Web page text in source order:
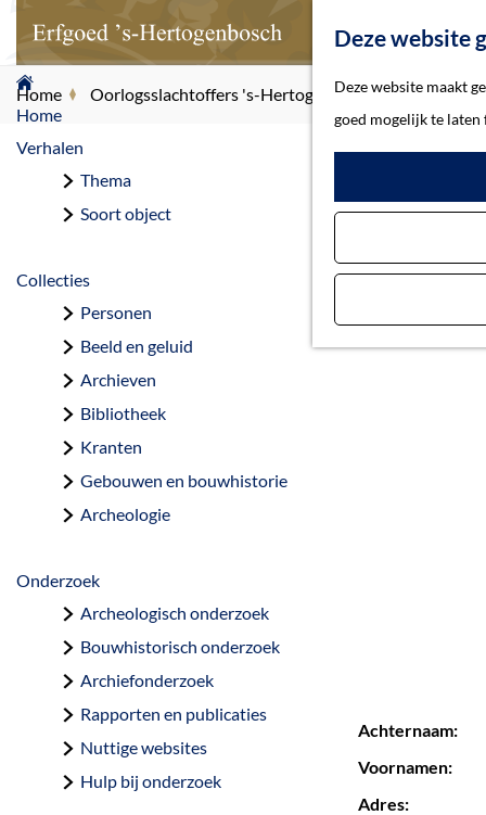
Deze website
Deze website maakt
goed mogelijk te laten
G
a
n
d
Home
Verhalen
Thema
Soort object
Collecties
Personen
Beeld en geluid
Archieven
Bibliotheek
Kranten
Gebouwen en bouwhistorie
Archeologie
Onderzoek
Archeologisch onderzoek
Bouwhistorisch onderzoek
Archiefonderzoek
Rapporten en publicaties
Nuttige websites
Hulp bij onderzoek
Home Oorlogsslachtoffers 's-Hertogenbosch Danse,
Achternaam:
Voornamen:
Adres: